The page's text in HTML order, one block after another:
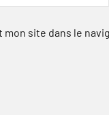
site dans le